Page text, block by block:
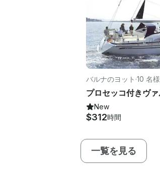
バルナのヨット ·10 名様
New
$312時間
一覧を見る